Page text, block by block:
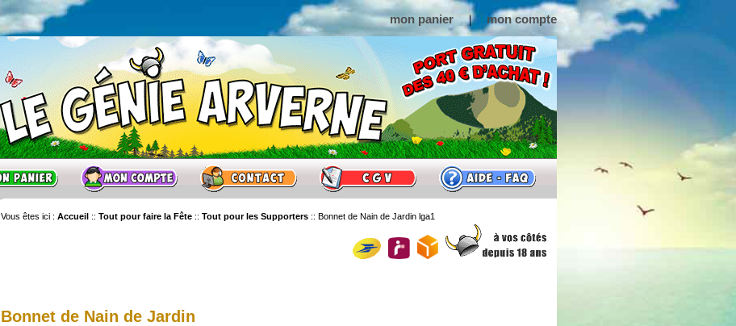
mon panier | mon compte
Vous êtes ici : Accueil :: Tout pour faire la Fête :: Tout pour les Supporters :: Bonnet de Nain de Jardin lga1
Bonnet de Nain de Jardin